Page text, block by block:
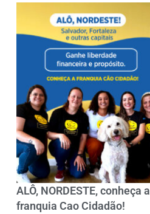
ALÔ, NORDESTE, conheça a
franquia Cao Cidadão!